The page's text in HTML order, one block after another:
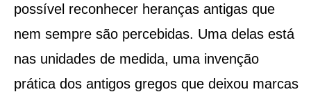
possível reconhecer heranças antigas que
nem sempre são percebidas. Uma delas está
nas unidades de medida, uma invenção
prática dos antigos gregos que deixou marcas